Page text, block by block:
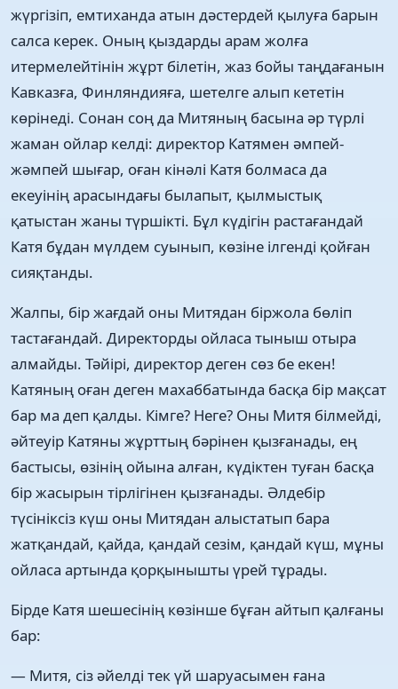
жүргізіп, емтиханда атын дәстердей қылуға барын
салса керек. Оның қыздарды арам жолға
итермелейтінін жұрт білетін, жаз бойы таңдағанын
Кавказға, Финляндияға, шетелге алып кететін
көрінеді. Сонан соң да Митяның басына әр түрлі
жаман ойлар келді: директор Катямен әмпей-
жәмпей шығар, оған кінәлі Катя болмаса да
екеуінің арасындағы былапыт, қылмыстық
қатыстан жаны түршікті. Бұл күдігін растағандай
Катя бұдан мүлдем суынып, көзіне ілгенді қойған
сияқтанды.
Жалпы, бір жағдай оны Митядан біржола бөліп
тастағандай. Директорды ойласа тыныш отыра
алмайды. Тәйірі, директор деген сөз бе екен!
Катяның оған деген махаббатында басқа бір мақсат
бар ма деп қалды. Кімге? Неге? Оны Митя білмейді,
әйтеуір Катяны жұрттың бәрінен қызғанады, ең
бастысы, өзінің ойына алған, күдіктен туған басқа
бір жасырын тірлігінен қызғанады. Әлдебір
түсініксіз күш оны Митядан алыстатып бара
жатқандай, қайда, қандай сезім, қандай күш, мұны
ойласа артында қорқынышты үрей тұрады.
Бірде Катя шешесінің көзінше бұған айтып қалғаны
бар:
— Митя, сіз әйелді тек үй шаруасымен ғана